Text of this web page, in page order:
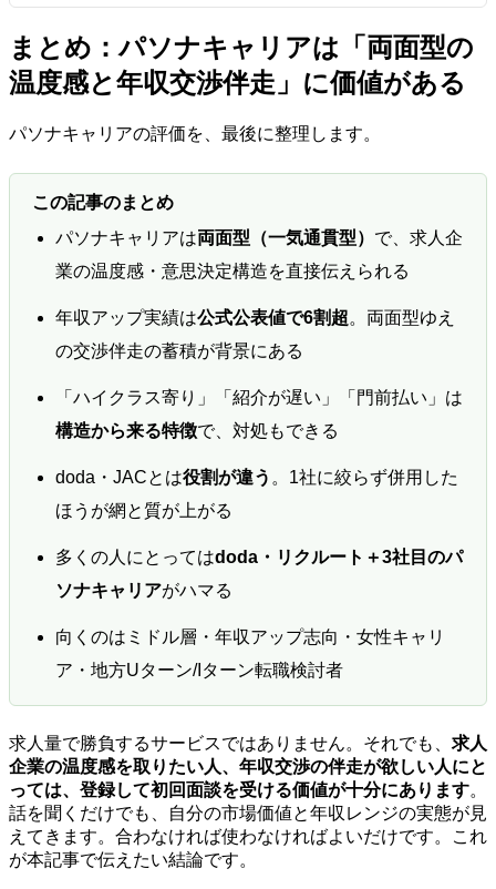
まとめ：パソナキャリアは「両面型の
温度感と年収交渉伴走」に価値がある
パソナキャリアの評価を、最後に整理します。
この記事のまとめ
パソナキャリアは両面型（一気通貫型） で、求人企
業の温度感・意思決定構造を直接伝えられる
年収アップ実績は公式公表値で6割超。両面型ゆえ
の交渉伴走の蓄積が背景にある
「ハイクラス寄り」「紹介が遅い」「門前払い」は
構造から来る特徴で、対処もできる
doda・JACとは役割が違う 。1社に絞らず併用した
ほうが網と質が上がる
多くの人にとってはdoda・リクルート＋3社目のパ
ソナキャリアがハマる
向くのはミドル層・年収アップ志向・女性キャリ
ア・地方Uターン/Iターン転職検討者
求人量で勝負するサービスではありません。それでも、 求人
企業の温度感を取りたい人、年収交渉の伴走が欲しい人にと
っては、登録して初回面談を受ける価値が十分にあります。
話を聞くだけでも、自分の市場価値と年収レンジの実態が見
えてきます。合わなければ使わなければよいだけです。これ
が本記事で伝えたい結論です。